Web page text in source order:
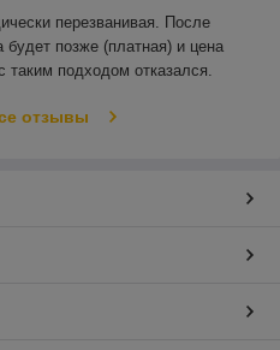
перезванивая. После
будет позже (платная) и цена
таким подходом отказался.
отзывы